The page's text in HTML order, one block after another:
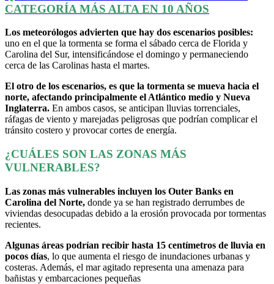
CATEGORÍA MÁS ALTA EN 10 AÑOS
Los meteorólogos advierten que hay dos escenarios posibles:
uno en el que la tormenta se forma el sábado cerca de Florida y
Carolina del Sur, intensificándose el domingo y permaneciendo
cerca de las Carolinas hasta el martes.
El otro de los escenarios, es que la tormenta se mueva hacia el
norte, afectando principalmente el Atlántico medio y Nueva
Inglaterra. En ambos casos, se anticipan lluvias torrenciales,
ráfagas de viento y marejadas peligrosas que podrían complicar el
tránsito costero y provocar cortes de energía.
¿CUÁLES SON LAS ZONAS MÁS
VULNERABLES?
Las zonas más vulnerables incluyen los Outer Banks en
Carolina del Norte, donde ya se han registrado derrumbes de
viviendas desocupadas debido a la erosión provocada por tormentas
recientes.
Algunas áreas podrían recibir hasta 15 centímetros de lluvia en
pocos días, lo que aumenta el riesgo de inundaciones urbanas y
costeras. Además, el mar agitado representa una amenaza para
bañistas y embarcaciones pequeñas